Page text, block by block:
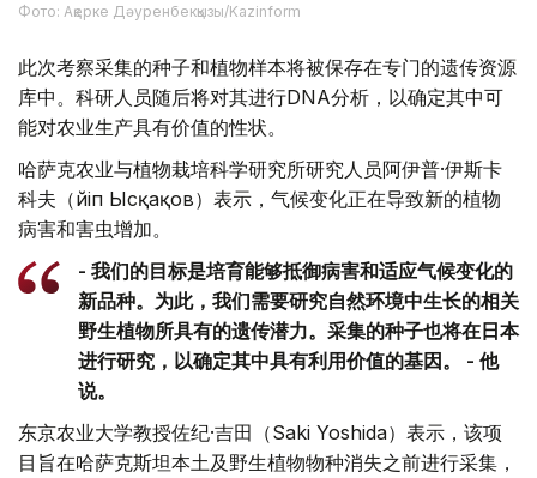
Фото: Ақерке Дәуренбекқызы/Kazinform
此次考察采集的种子和植物样本将被保存在专门的遗传资源
库中。科研人员随后将对其进行DNA分析，以确定其中可
能对农业生产具有价值的性状。
哈萨克农业与植物栽培科学研究所研究人员阿伊普·伊斯卡
科夫（Әйіп Ысқақов）表示，气候变化正在导致新的植物
病害和害虫增加。
- 我们的目标是培育能够抵御病害和适应气候变化的
新品种。为此，我们需要研究自然环境中生长的相关
野生植物所具有的遗传潜力。采集的种子也将在日本
进行研究，以确定其中具有利用价值的基因。 - 他
说。
东京农业大学教授佐纪·吉田（Saki Yoshida）表示，该项
目旨在哈萨克斯坦本土及野生植物物种消失之前进行采集，